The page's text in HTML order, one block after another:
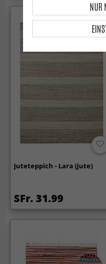
Juteteppich - Lara (jute)
SFr. 31.99
NUR